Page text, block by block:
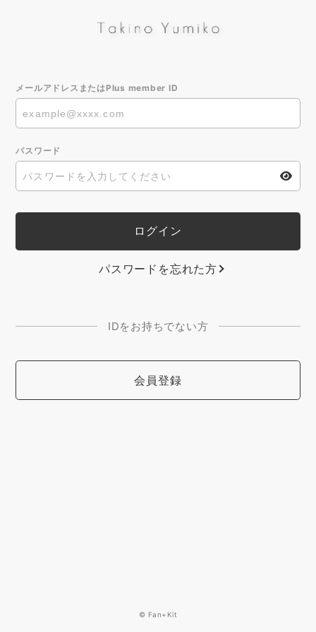
メールアドレスまたはPlus member ID
パスワード
パスワードを忘れた方
IDをお持ちでない方
会員登録
© Fan+Kit